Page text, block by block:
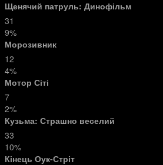
Щенячий патруль: Динофільм
31
9%
Морозивник
12
4%
Мотор Сіті
7
2%
Кузьма: Страшно веселий
33
10%
Кінець Оук-Стріт